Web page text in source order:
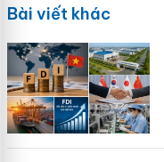
Bài viết khác